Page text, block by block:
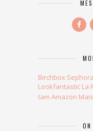
Birchbox Sephora
Lookfantastic La
tam Amazon